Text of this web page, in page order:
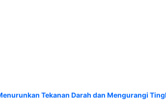
Tekanan Darah dan Mengurangi